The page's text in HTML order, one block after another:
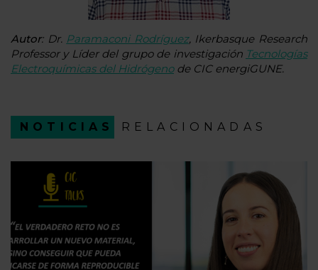
Autor: Dr. Paramaconi Rodríguez, Ikerbasque Research
Professor y Líder del grupo de investigación Tecnologías
Electroquímicas del Hidrógenode CIC energiGUNE.
NOTICIAS RELACIONADAS